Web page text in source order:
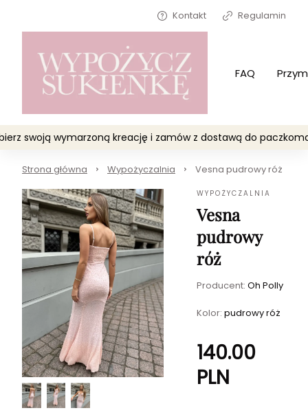
Kontakt Regulamin
FAQ
swoją wymarzoną kreację i zamów z dostawą do
Strona główna Wypożyczalnia Vesna pudrowy róż
WYPOŻYCZALNIA
Vesna
pudrowy
róż
Producent:Oh Polly
Kolor:pudrowy róż
140.00
PLN